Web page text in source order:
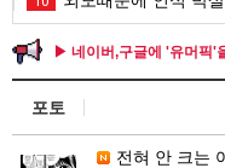
▶ 네이버,구글에 '유머픽'
포토
전혀 안 크는